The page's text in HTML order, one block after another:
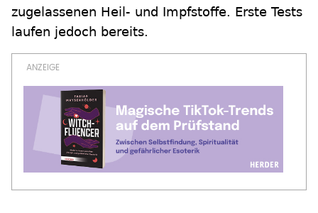
zugelassenen Heil- und Impfstoffe. Erste Tests
laufen jedoch bereits.